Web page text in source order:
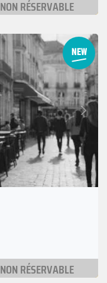
NON RÉSERVABLE
Suivant
NON RÉSERVABLE